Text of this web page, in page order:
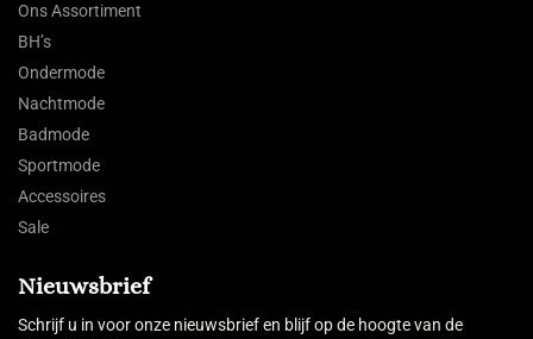
Ons Assortiment
BH’s
Ondermode
Nachtmode
Badmode
Sportmode
Accessoires
Sale
Nieuwsbrief
Schrijf u in voor onze nieuwsbrief en blijf op de hoogte van de